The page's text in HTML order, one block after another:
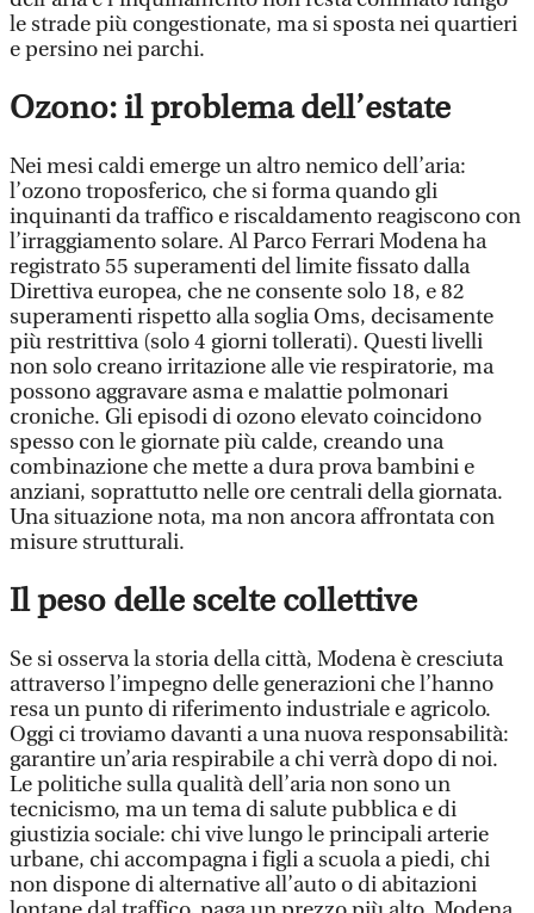
le strade più congestionate, ma si sposta nei quartieri
e persino nei parchi.
Ozono: il problema dell’estate
Nei mesi caldi emerge un altro nemico dell’aria:
l’ozono troposferico, che si forma quando gli
inquinanti da traffico e riscaldamento reagiscono con
l’irraggiamento solare. Al Parco Ferrari Modena ha
registrato 55 superamenti del limite fissato dalla
Direttiva europea, che ne consente solo 18, e 82
superamenti rispetto alla soglia Oms, decisamente
più restrittiva (solo 4 giorni tollerati). Questi livelli
non solo creano irritazione alle vie respiratorie, ma
possono aggravare asma e malattie polmonari
croniche. Gli episodi di ozono elevato coincidono
spesso con le giornate più calde, creando una
combinazione che mette a dura prova bambini e
anziani, soprattutto nelle ore centrali della giornata.
Una situazione nota, ma non ancora affrontata con
misure strutturali.
Il peso delle scelte collettive
Se si osserva la storia della città, Modena è cresciuta
attraverso l’impegno delle generazioni che l’hanno
resa un punto di riferimento industriale e agricolo.
Oggi ci troviamo davanti a una nuova responsabilità:
garantire un’aria respirabile a chi verrà dopo di noi.
Le politiche sulla qualità dell’aria non sono un
tecnicismo, ma un tema di salute pubblica e di
giustizia sociale: chi vive lungo le principali arterie
urbane, chi accompagna i figli a scuola a piedi, chi
non dispone di alternative all’auto o di abitazioni